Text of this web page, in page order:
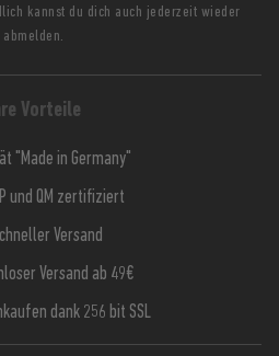
kannst du dich auch jederzeit wieder
abmelden.
Vorteile
"Made in Germany"
und QM zertifiziert
Versand
Versand ab 49€
dank 256 bit SSL